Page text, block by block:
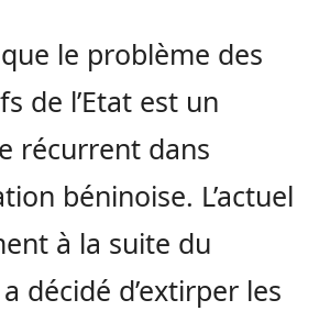
le problème des
de l’Etat est un
récurrent dans
béninoise. L’actuel
à la suite du
décidé d’extirper les